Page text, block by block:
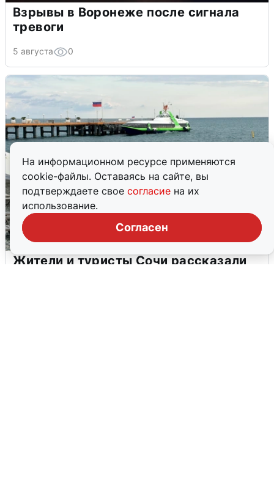
На информационном ресурсе применяются
cookie-файлы. Оставаясь на сайте, вы
подтверждаете свое согласие на их
использование.
Согласен
Взрывы в Воронеже после сигнала
тревоги
5 августа 0
Жители и туристы Сочи рассказали